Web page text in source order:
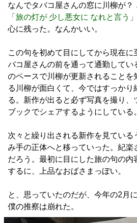
なんでタバコ屋さんの窓に川柳が？
「旅の灯が 少し悪女に なれと言う」
心に残った。なんかいい。
この句を初めて目にしてから現在に
バコ屋さんの前を通って通勤してい
のペースで川柳が更新されることを
る川柳が面白くて、今ではすっかり
る。新作が出ると必ず写真を撮り、
ブックでシェアするようにしている。
次々と繰り出される新作を見ている
み手の正体へと移っていった。紀楽
だろう。最初に目にした旅の句の内
するに、上品なおばさまっぽい。
と、思っていたのだが、今年の2月
僕の推察は崩れた。